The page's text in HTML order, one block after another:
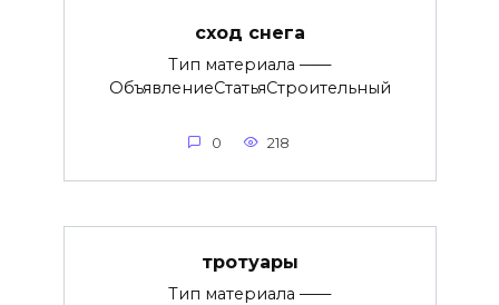
сход снега
Тип материала ——
ОбъявлениеСтатьяСтроительный
0 218
тротуары
Тип материала ——